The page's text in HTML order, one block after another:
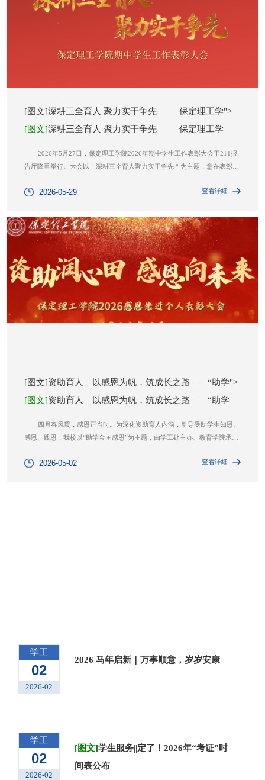
[图文]深耕三全育人 聚力实干争先 —— 保定理工学">
[图文]深耕三全育人 聚力实干争先 —— 保定理工学
2026年5月27日，保定理工学院2026年期中学生工作表彰大会于211报
告厅隆重举行。大会以＂深耕三全育人聚力实干争先＂为主题，意在表彰先
人员、各二级学
2026-05-29 查看详细
[图文]资助育人｜以感恩为帆，筑成长之路——“助学">
[图文]资助育人｜以感恩为帆，筑成长之路——“助学
四月春风暖，感恩正当时。为深化资助育人内涵，引导受助学生知恩、
感恩、践恩，我校以“助学金＋感恩”为主题，由学工处主办、教育学院承
有温度、教育有
2026-05-02 查看详细
学工
02
2026-02
2026 马年启新｜万事顺意，岁岁安康
学工
02
2026-02
[图文]学生服务||定了！2026年“考证”时
间表公布